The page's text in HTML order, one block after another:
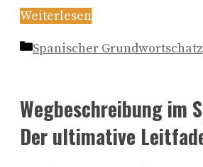
Weiterlesen
Kategorien
Spanischer Grundwortschatz
Wegbeschreibung im
Der ultimative